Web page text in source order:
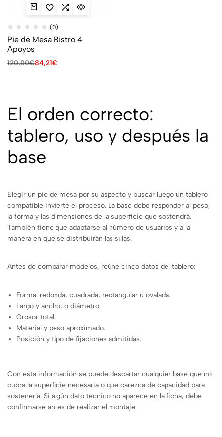
(0)
Pie de Mesa Bistro 4
Apoyos
120,00€84,21€
El orden correcto:
tablero, uso y después la
base
Elegir un pie de mesa por su aspecto y buscar luego un tablero
compatible invierte el proceso. La base debe responder al peso,
la forma y las dimensiones de la superficie que sostendrá.
También tiene que adaptarse al número de usuarios y a la
manera en que se distribuirán las sillas.
Antes de comparar modelos, reúne cinco datos del tablero:
Forma: redonda, cuadrada, rectangular u ovalada.
Largo y ancho, o diámetro.
Grosor total.
Material y peso aproximado.
Posición y tipo de fijaciones admitidas.
Con esta información se puede descartar cualquier base que no
cubra la superficie necesaria o que carezca de capacidad para
sostenerla. Si algún dato técnico no aparece en la ficha, debe
confirmarse antes de realizar el montaje.